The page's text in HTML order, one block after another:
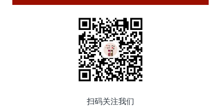
扫码关注我们